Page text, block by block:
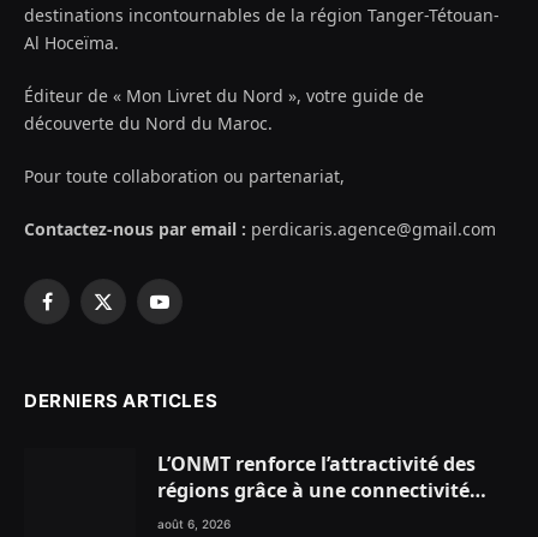
destinations incontournables de la région Tanger-Tétouan-
Al Hoceïma.
Éditeur de « Mon Livret du Nord », votre guide de
découverte du Nord du Maroc.
Pour toute collaboration ou partenariat,
Contactez-nous par email : perdicaris.agence@gmail.com
Facebook
X
YouTube
DERNIERS ARTICLES
L’ONMT renforce l’attractivité des
régions grâce à une connectivité
aérienne historique de Ryanair
août 6, 2026